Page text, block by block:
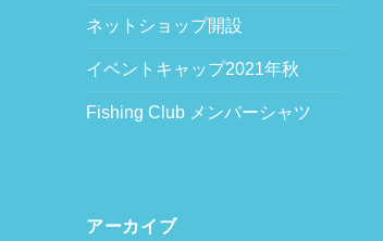
ネットショップ開設
イベントキャップ2021年秋
Fishing Club メンバーシャツ
アーカイブ